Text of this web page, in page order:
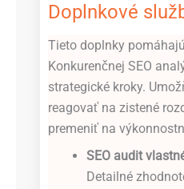
Doplnkové
Tieto doplnky
Konkurenčnej SEO
strategické kroky.
reagovať na zistené
premeniť na
SEO audit
Detailné